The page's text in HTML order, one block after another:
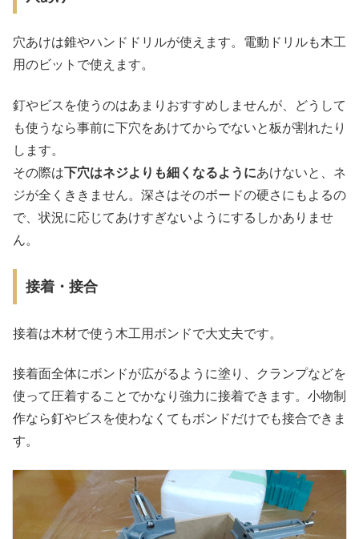
穴あけは錐やハンドドリルが使えます。電動ドリルも木工
用のビットで使えます。
釘やビスを使うのはあまりおすすめしませんが、どうして
も使うなら事前に下穴をあけてからでないと板が割れたり
します。
その際は下穴はネジよりも細くなるようにあけないと、ネ
ジが全くききません。深さはそのボードの硬さにもよるの
で、状況に応じてあけすぎないようにするしかありませ
ん。
接着・接合
接着は木材で使う木工用ボンドで大丈夫です。
接着面全体にボンドが広がるように塗り、クランプなどを
使って圧着することでかなり強力に接着できます。小物制
作なら釘やビスを使わなくてもボンドだけでも接合できま
す。